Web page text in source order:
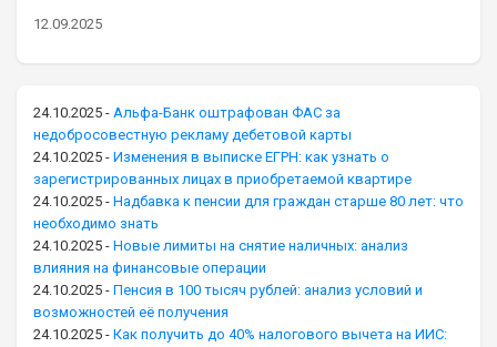
12.09.2025
24.10.2025 - Альфа-Банк оштрафован ФАС за
недобросовестную рекламу дебетовой карты
24.10.2025 - Изменения в выписке ЕГРН: как узнать о
зарегистрированных лицах в приобретаемой квартире
24.10.2025 - Надбавка к пенсии для граждан старше 80 лет: что
необходимо знать
24.10.2025 - Новые лимиты на снятие наличных: анализ
влияния на финансовые операции
24.10.2025 - Пенсия в 100 тысяч рублей: анализ условий и
возможностей её получения
24.10.2025 - Как получить до 40% налогового вычета на ИИС: